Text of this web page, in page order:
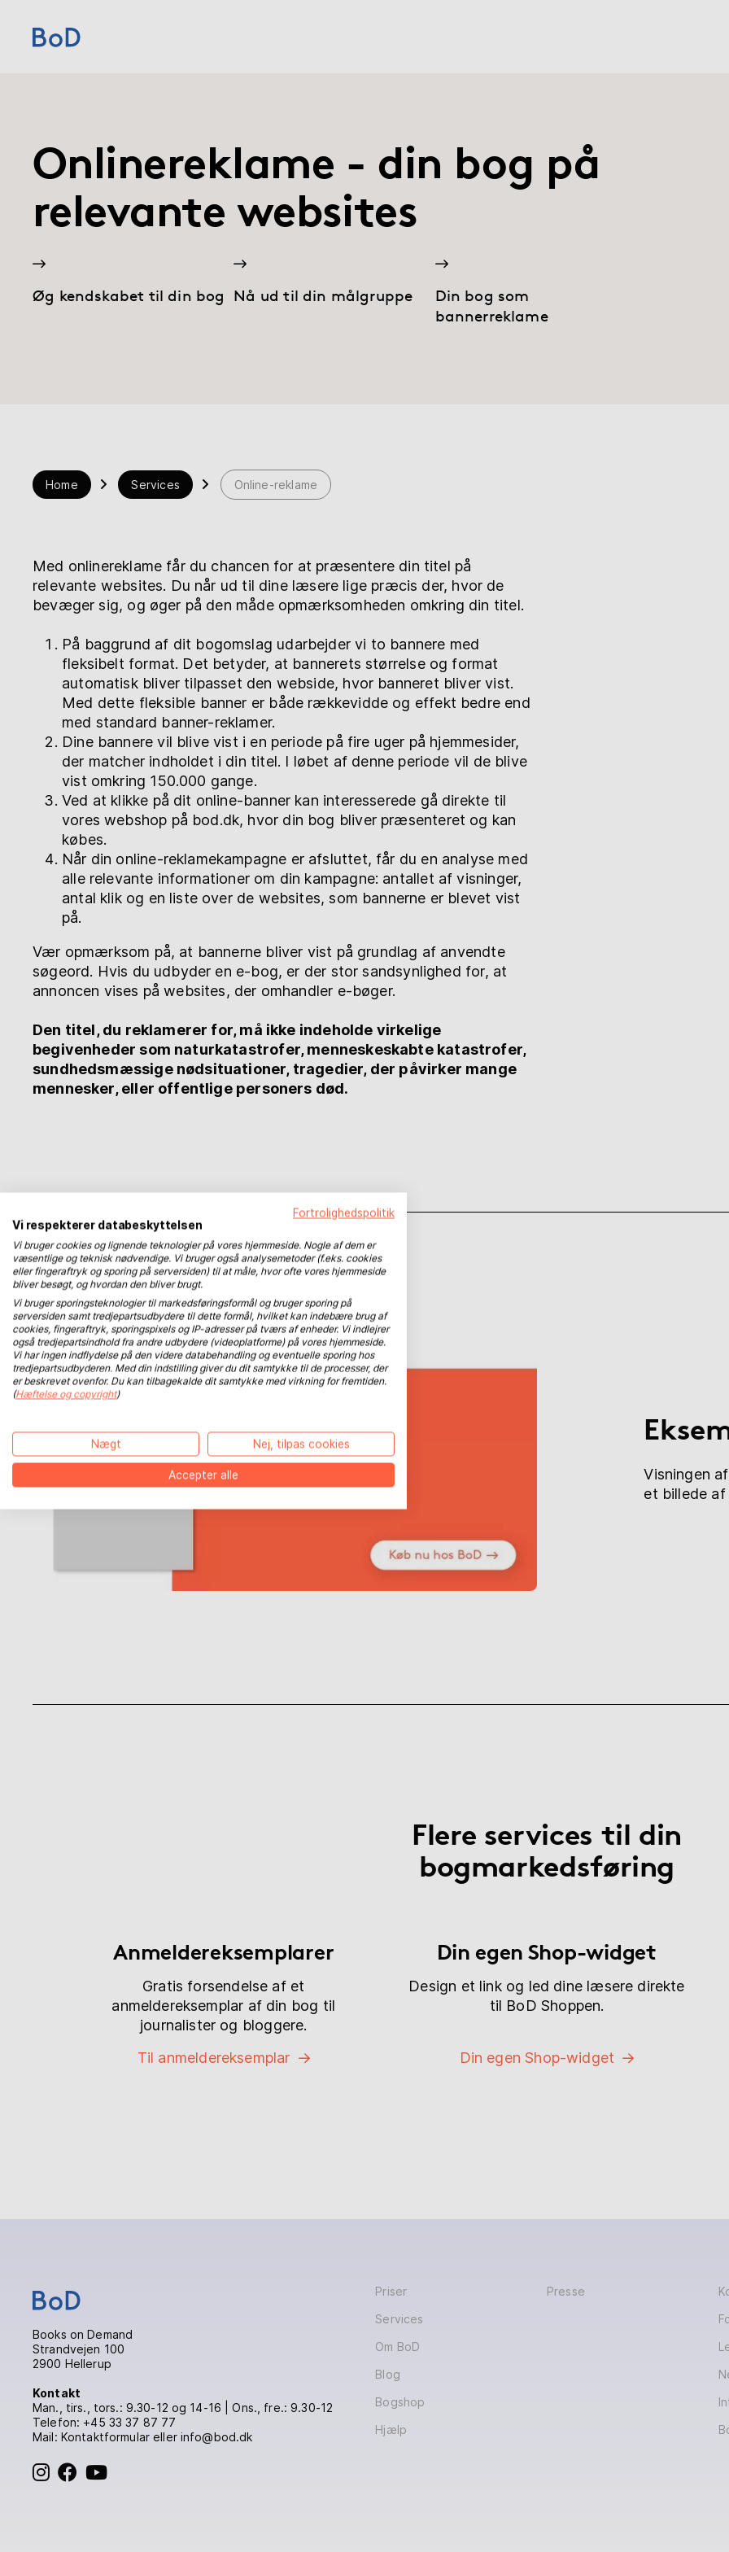
Priser
myBoD Nyt bogprojekt
Onlinereklame - din bog på
relevante websites
Øg kendskabet til din bog Nå ud til din målgruppe
Din bog som
bannerreklame
Home Services Online-reklame
Med onlinereklame får du chancen for at præsentere din titel på
relevante websites. Du når ud til dine læsere lige præcis der, hvor de
bevæger sig, og øger på den måde opmærksomheden omkring din titel.
På baggrund af dit bogomslag udarbejder vi to bannere med
fleksibelt format. Det betyder, at bannerets størrelse og format
automatisk bliver tilpasset den webside, hvor banneret bliver vist.
Med dette fleksible banner er både rækkevidde og effekt bedre end
med standard banner-reklamer.
Dine bannere vil blive vist i en periode på fire uger på hjemmesider,
der matcher indholdet i din titel. I løbet af denne periode vil de blive
vist omkring 150.000 gange.
Ved at klikke på dit online-banner kan interesserede gå direkte til
vores webshop på bod.dk, hvor din bog bliver præsenteret og kan
købes.
Når din online-reklamekampagne er afsluttet, får du en analyse med
alle relevante informationer om din kampagne: antallet af visninger,
antal klik og en liste over de websites, som bannerne er blevet vist
på.
Vær opmærksom på, at bannerne bliver vist på grundlag af anvendte
søgeord. Hvis du udbyder en e-bog, er der stor sandsynlighed for, at
annoncen vises på websites, der omhandler e-bøger.
Den titel, du reklamerer for, må ikke indeholde virkelige
begivenheder som naturkatastrofer, menneskeskabte katastrofer,
sundhedsmæssige nødsituationer, tragedier, der påvirker mange
mennesker, eller offentlige personers død.
Visningen
et billede af
Flere services til din
bogmarkedsføring
Anmeldereksemplarer
Gratis forsendelse af et
anmeldereksemplar af din bog til
journalister og bloggere.
Til anmeldereksemplar
Din egen Shop-widget
Design et link og led dine læsere direkte
til BoD Shoppen.
Din egen Shop-widget
Books on Demand
Strandvejen 100
2900 Hellerup
Kontakt
Man., tirs., tors.: 9.30-12 og 14-16 | Ons., fre.: 9.30-12
Telefon: +45 33 37 87 77
Mail: Kontaktformulareller info@bod.dk
BoD på Instagram
BoD på Facebook
Priser
Services
Om BoD
Blog
Bogshop
Hjælp
Presse
BoD på Instagram
BoD på YouTube
BoD på Facebook
Fortrolighedspolitik
Vi respekterer databeskyttelsen
Vi bruger cookies og lignende teknologier på vores hjemmeside. Nogle af dem er
væsentlige og teknisk nødvendige. Vi bruger også analysemetoder (f.eks. cookies
eller fingeraftryk og sporing på serversiden) til at måle, hvor ofte vores hjemmeside
bliver besøgt, og hvordan den bliver brugt.
Vi bruger sporingsteknologier til markedsføringsformål og bruger sporing på
serversiden samt tredjepartsudbydere til dette formål, hvilket kan indebære brug af
cookies, fingeraftryk, sporingspixels og IP-adresser på tværs af enheder. Vi indlejrer
også tredjepartsindhold fra andre udbydere (videoplatforme) på vores hjemmeside.
Vi har ingen indflydelse på den videre databehandling og eventuelle sporing hos
tredjepartsudbyderen. Med din indstilling giver du dit samtykke til de processer, der
er beskrevet ovenfor. Du kan tilbagekalde dit samtykke med virkning for fremtiden.
(Hæftelse og copyright)
Nægt Nej, tilpas cookies
Accepter alle